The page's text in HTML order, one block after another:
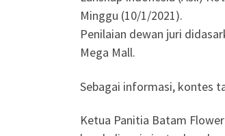
Minggu (10/1/2021).
Penilaian dewan juri
Mega Mall.
Sebagai informasi, kontes
Ketua Panitia Batam